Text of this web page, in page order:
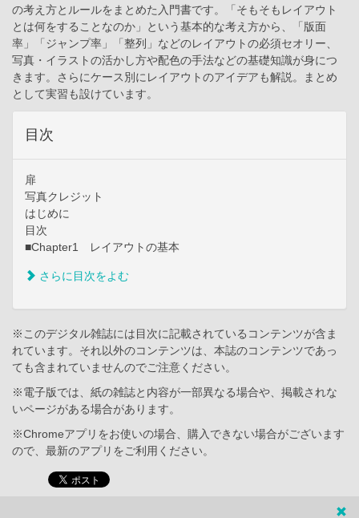
の考え方とルールをまとめた入門書です。「そもそもレイアウト
とは何をすることなのか」という基本的な考え方から、「版面
率」「ジャンプ率」「整列」などのレイアウトの必須セオリー、
写真・イラストの活かし方や配色の手法などの基礎知識が身につ
きます。さらにケース別にレイアウトのアイデアも解説。まとめ
として実習も設けています。
目次
扉
写真クレジット
はじめに
目次
■Chapter1 レイアウトの基本
さらに目次をよむ
※このデジタル雑誌には目次に記載されているコンテンツが含ま
れています。それ以外のコンテンツは、本誌のコンテンツであっ
ても含まれていませんのでご注意ください。
※電子版では、紙の雑誌と内容が一部異なる場合や、掲載されな
いページがある場合があります。
※Chromeアプリをお使いの場合、購入できない場合がございます
ので、最新のアプリをご利用ください。